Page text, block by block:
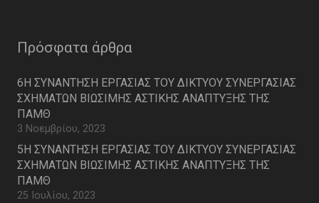
Πρόσφατα άρθρα
6Η ΣΥΝΑΝΤΗΣΗ ΕΡΓΑΣΙΑΣ ΤΟΥ ΔΙΚΤΥΟΥ ΣΥΝΕΡΓΑΣΙΑΣ
ΣΧΗΜΑΤΩΝ ΒΙΩΣΙΜΗΣ ΑΣΤΙΚΗΣ ΑΝΑΠΤΥΞΗΣ ΤΗΣ
ΠΑΜΘ
3 Νοεμβρίου, 2023
5Η ΣΥΝΑΝΤΗΣΗ ΕΡΓΑΣΙΑΣ ΤΟΥ ΔΙΚΤΥΟΥ ΣΥΝΕΡΓΑΣΙΑΣ
ΣΧΗΜΑΤΩΝ ΒΙΩΣΙΜΗΣ ΑΣΤΙΚΗΣ ΑΝΑΠΤΥΞΗΣ ΤΗΣ
ΠΑΜΘ
25 Ιουλίου, 2023